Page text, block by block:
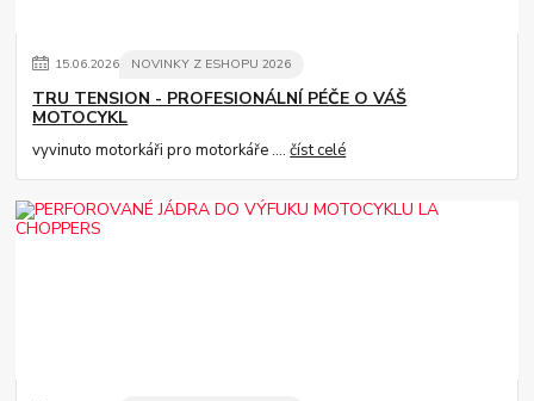
15.06.2026 NOVINKY Z ESHOPU 2026
TRU TENSION - PROFESIONÁLNÍ PÉČE O VÁŠ
MOTOCYKL
vyvinuto motorkáři pro motorkáře ....číst celé